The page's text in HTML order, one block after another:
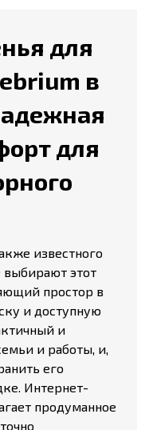
для
в
для
известного
выбирают этот
простор в
и доступную
и
и работы, и,
его
Интернет-
продуманное